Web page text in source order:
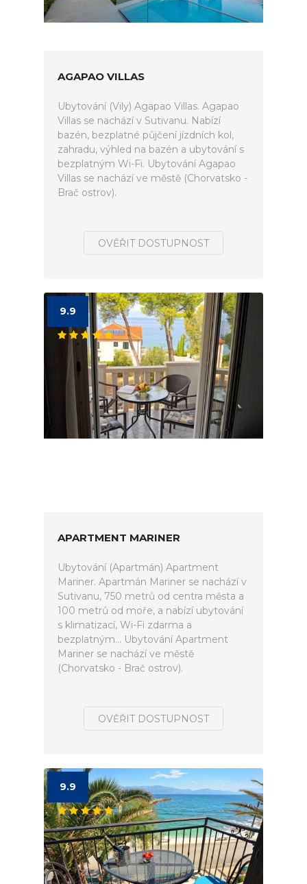
AGAPAO VILLAS
Ubytování (Vily) Agapao Villas. Agapao
Villas se nachází v Sutivanu. Nabízí
bazén, bezplatné půjčení jízdních kol,
zahradu, výhled na bazén a ubytování s
bezplatným Wi-Fi. Ubytování Agapao
Villas se nachází ve městě (Chorvatsko -
Brač ostrov).
OVĚŘIT DOSTUPNOST
9.9
APARTMENT MARINER
Ubytování (Apartmán) Apartment
Mariner. Apartmán Mariner se nachází v
Sutivanu, 750 metrů od centra města a
100 metrů od moře, a nabízí ubytování
s klimatizací, Wi-Fi zdarma a
bezplatným... Ubytování Apartment
Mariner se nachází ve městě
(Chorvatsko - Brač ostrov).
OVĚŘIT DOSTUPNOST
9.9